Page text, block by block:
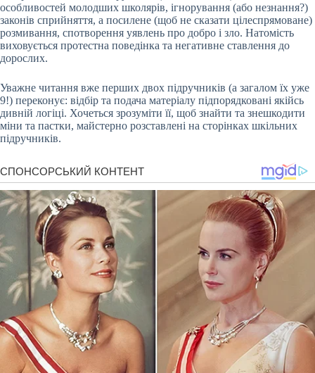
особливостей молодших школярів, ігнорування (або незнання?)
законів сприйняття, а посилене (щоб не сказати цілеспрямоване)
розмивання, спотворення уявлень про добро і зло. Натомість
виховується протестна поведінка та негативне ставлення до
дорослих.
Уважне читання вже перших двох підручників (а загалом їх уже
9!) переконує: відбір та подача матеріалу підпорядковані якійсь
дивній логіці. Хочеться зрозуміти її, щоб знайти та знешкодити
міни та пастки, майстерно розставлені на сторінках шкільних
підручників.